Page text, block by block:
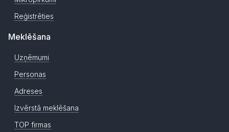
Reģistrēties
Meklēšana
Uzņēmumi
Personas
Adreses
Izvērstā meklēšana
TOP firmas